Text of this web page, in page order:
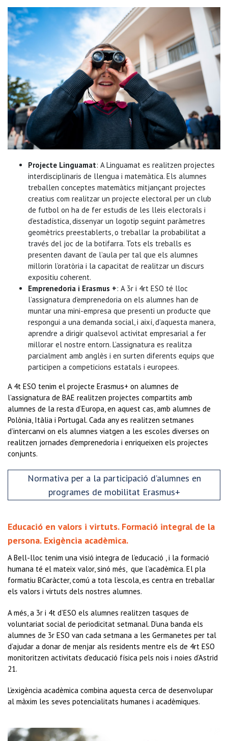
Projecte Linguamat: A Linguamat es realitzen projectes
interdisciplinaris de llengua i matemàtica. Els alumnes
treballen conceptes matemàtics mitjançant projectes
creatius com realitzar un projecte electoral per un club
de futbol on ha de fer estudis de les lleis electorals i
d’estadística, dissenyar un logotip seguint paràmetres
geomètrics preestablerts, o treballar la probabilitat a
través del joc de la botifarra. Tots els treballs es
presenten davant de l’aula per tal que els alumnes
millorin l’oratòria i la capacitat de realitzar un discurs
expositiu coherent.
Emprenedoria i Erasmus +: A 3r i 4rt ESO té lloc
l’assignatura d’emprenedoria on els alumnes han de
muntar una mini-empresa que presenti un producte que
respongui a una demanda social, i així, d’aquesta manera,
aprendre a dirigir qualsevol activitat empresarial a fer
millorar el nostre entorn. L’assignatura es realitza
parcialment amb anglès i en surten diferents equips que
participen a competicions estatals i europees.
A 4t ESO tenim el projecte Erasmus+ on alumnes de
l’assignatura de BAE realitzen projectes compartits amb
alumnes de la resta d’Europa, en aquest cas, amb alumnes de
Polònia, Itàlia i Portugal. Cada any es realitzen setmanes
d’intercanvi on els alumnes viatgen a les escoles diverses on
realitzen jornades d’emprenedoria i enriqueixen els projectes
conjunts.
Normativa per a la participació d’alumnes en
programes de mobilitat Erasmus+
Educació en valors i virtuts. Formació integral de la
persona. Exigència acadèmica.
A Bell-lloc tenim una visió integra de l’educació , i la formació
humana té el mateix valor, sinó més, que l’acadèmica. El pla
formatiu BCaràcter, comú a tota l’escola, es centra en treballar
els valors i virtuts dels nostres alumnes.
A més, a 3r i 4t d’ESO els alumnes realitzen tasques de
voluntariat social de periodicitat setmanal. D’una banda els
alumnes de 3r ESO van cada setmana a les Germanetes per tal
d’ajudar a donar de menjar als residents mentre els de 4rt ESO
monitoritzen activitats d’educació física pels nois i noies d’Astrid
21.
L’exigència acadèmica combina aquesta cerca de desenvolupar
al màxim les seves potencialitats humanes i acadèmiques.